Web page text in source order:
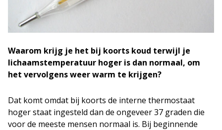
Waarom krijg je het bij koorts koud terwijl je
lichaamstemperatuur hoger is dan normaal, om
het vervolgens weer warm te krijgen?
Dat komt omdat bij koorts de interne thermostaat
hoger staat ingesteld dan de ongeveer 37 graden die
voor de meeste mensen normaal is. Bij beginnende